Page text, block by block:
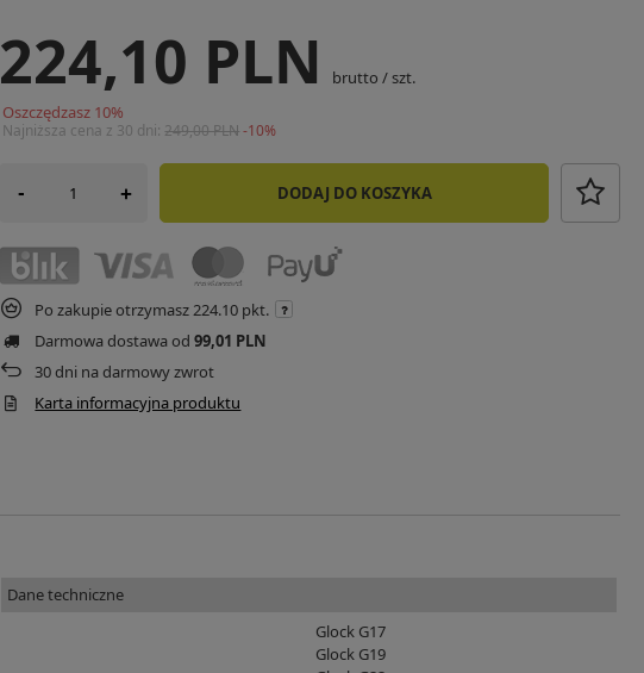
224,10 PLN brutto /szt.
Oszczędzasz 10%
Najniższa cena z 30 dni: 249,00 PLN -10%
- + DODAJ DO KOSZYKA
Po zakupie otrzymasz 224.10 pkt.
Darmowa dostawa od99,01 PLN
30dni na darmowy zwrot
Karta informacyjna produktu
Dane techniczne
Glock G17
Glock G19